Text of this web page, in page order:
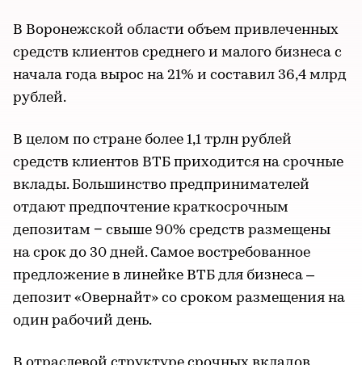
В Воронежской области объем привлеченных
средств клиентов среднего и малого бизнеса с
начала года вырос на 21% и составил 36,4 млрд
рублей.
В целом по стране более 1,1 трлн рублей
средств клиентов ВТБ приходится на срочные
вклады. Большинство предпринимателей
отдают предпочтение краткосрочным
депозитам − свыше 90% средств размещены
на срок до 30 дней. Самое востребованное
предложение в линейке ВТБ для бизнеса –
депозит «Овернайт» со сроком размещения на
один рабочий день.